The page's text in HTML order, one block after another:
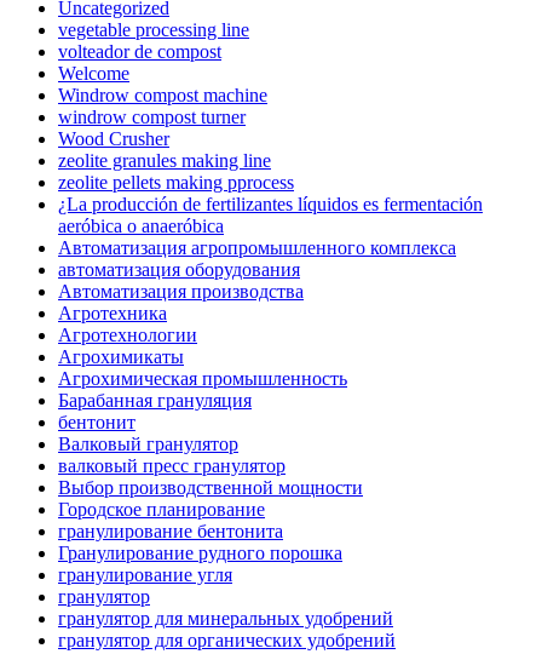
Uncategorized
vegetable processing line
volteador de compost
Welcome
Windrow compost machine
windrow compost turner
Wood Crusher
zeolite granules making line
zeolite pellets making pprocess
¿La producción de fertilizantes líquidos es fermentación
aeróbica o anaeróbica
Автоматизация агропромышленного комплекса
автоматизация оборудования
Автоматизация производства
Агротехника
Агротехнологии
Агрохимикаты
Агрохимическая промышленность
Барабанная грануляция
бентонит
Валковый гранулятор
валковый пресс гранулятор
Выбор производственной мощности
Городское планирование
гранулирование бентонита
Гранулирование рудного порошка
гранулирование угля
гранулятор
гранулятор для минеральных удобрений
гранулятор для органических удобрений